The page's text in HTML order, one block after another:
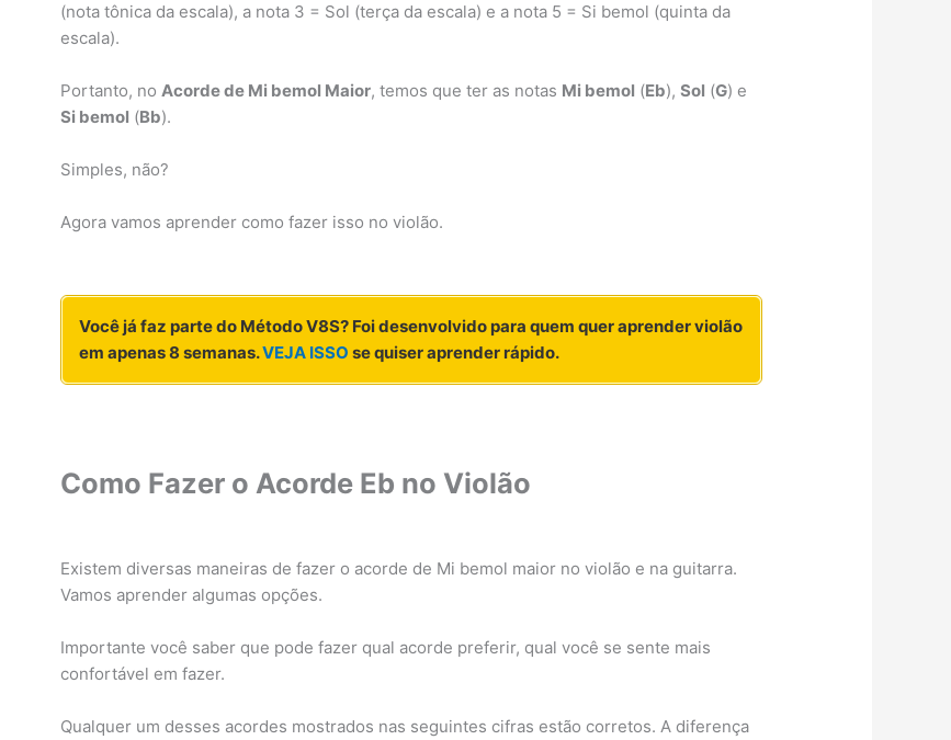
(nota tônica da escala), a nota 3 = Sol (terça da escala) e a nota 5 = Si bemol (quinta da
escala).
Portanto, noAcorde de Mi bemol Maior, temos que ter as notas Mi bemol (Eb),Sol (G) e
Si bemol (Bb).
Simples, não?
Agora vamos aprender como fazer isso no violão.
Você já faz parte do Método V8S? Foi desenvolvido para quem quer aprender violão
em apenas 8 semanas.VEJA ISSO se quiser aprender rápido.
Como Fazer o Acorde Eb no Violão
Existem diversas maneiras de fazer o acorde de Mi bemol maior no violão e na guitarra.
Vamos aprender algumas opções.
Importante você saber que pode fazer qual acorde preferir, qual você se sente mais
confortável em fazer.
Qualquer um desses acordes mostrados nas seguintes cifras estão corretos. A diferença